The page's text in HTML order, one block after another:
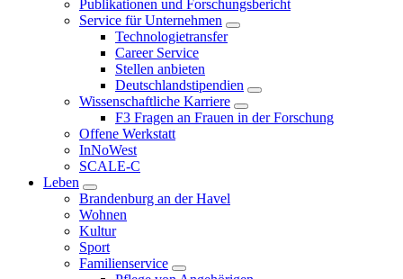
Publikationen und Forschungsbericht
Service für Unternehmen
Technologietransfer
Career Service
Stellen anbieten
Deutschlandstipendien
Wissenschaftliche Karriere
F3 Fragen an Frauen in der Forschung
Offene Werkstatt
InNoWest
SCALE-C
Leben
Brandenburg an der Havel
Wohnen
Kultur
Sport
Familienservice